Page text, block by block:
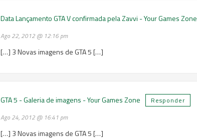
Data Lançamento GTA V confirmada pela Zavvi - Your Games Zone
Ago 22, 2012 @ 12:16 pm
[…] 3 Novas imagens de GTA 5 […]
GTA 5 - Galeria de imagens - Your Games Zone Responder
Ago 24, 2012 @ 16:41 pm
[…] 3 Novas imagens de GTA 5 […]